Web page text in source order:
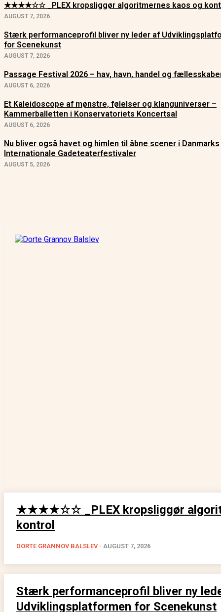
★★★★☆☆ _PLEX kropsliggør algoritmernes kaos og
AUGUST 7, 2026
Stærk performanceprofil bliver ny leder af
for Scenekunst
AUGUST 7, 2026
Passage Festival 2026 – hav, havn, handel og
AUGUST 6, 2026
Et Kaleidoscope af mønstre, følelser og klanguniverser –
Kammerballetten i Konservatoriets Koncertsal
AUGUST 6, 2026
Nu bliver også havet og himlen til åbne scener i Danmarks
Internationale Gadeteaterfestivaler
AUGUST 5, 2026
★★★★☆☆ _PLEX kropsliggør
kontrol
DORTE GRANNOV BALSLEV - AUGUST 7, 2026
Stærk performanceprofil bliver ny
Udviklingsplatformen for Scenekunst